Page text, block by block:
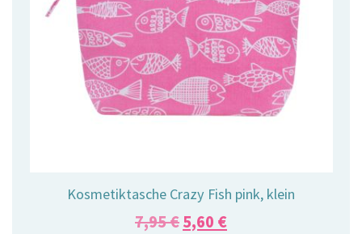
Kosmetiktasche Crazy Fish pink, klein
7,95€Ursprünglicher
5,60 €Aktueller